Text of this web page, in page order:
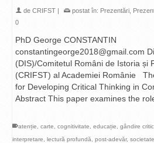
de CRIFST | postat în: Prezentări
0
PhD George CONSTANTIN
constantingeorge2018@gmail.com
(DIS)/Comitetul Români de Istoria și
(CRIFST) al Academiei Românie
for Developing Critical Thinking in
Abstract This paper examines the
atenție carte cognitivitate educație gândire
interpretare
lectură profundă post-adevăr,